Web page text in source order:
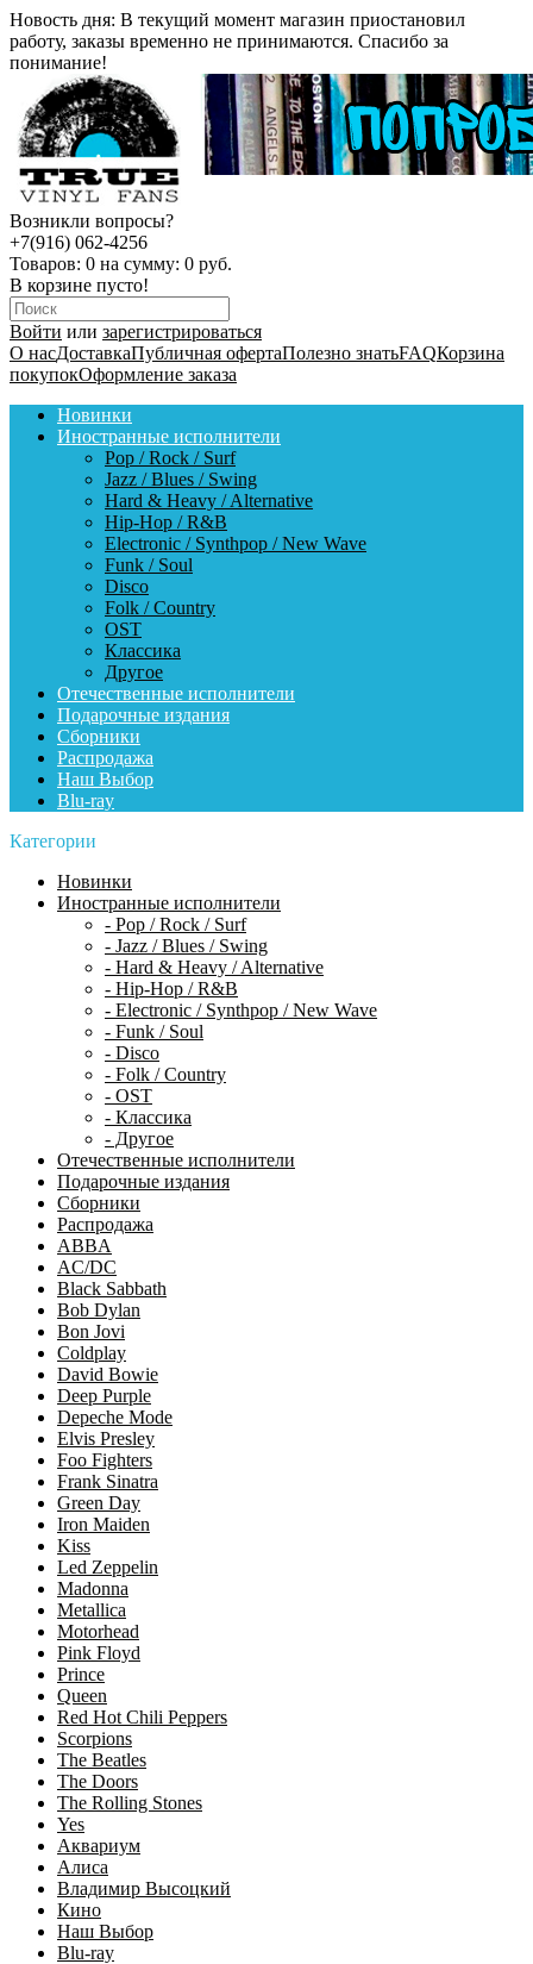
Новость дня: В текущий момент магазин приостановил
работу, заказы временно не принимаются. Спасибо за
понимание!
Возникли вопросы?
+7(916) 062-4256
Товаров: 0 на сумму: 0 руб.
В корзине пусто!
Войти или зарегистрироваться
О насДоставкаПубличная офертаПолезно знатьFAQКорзина
покупокОформление заказа
Новинки
Иностранные исполнители
Pop / Rock / Surf
Jazz / Blues / Swing
Hard & Heavy / Alternative
Hip-Hop / R&B
Electronic / Synthpop / New Wave
Funk / Soul
Disco
Folk / Country
OST
Классика
Другое
Отечественные исполнители
Подарочные издания
Сборники
Распродажа
Наш Выбор
Blu-ray
Категории
Новинки
Иностранные исполнители
- Pop / Rock / Surf
- Jazz / Blues / Swing
- Hard & Heavy / Alternative
- Hip-Hop / R&B
- Electronic / Synthpop / New Wave
- Funk / Soul
- Disco
- Folk / Country
- OST
- Классика
- Другое
Отечественные исполнители
Подарочные издания
Сборники
Распродажа
ABBA
AC/DC
Black Sabbath
Bob Dylan
Bon Jovi
Coldplay
David Bowie
Deep Purple
Depeche Mode
Elvis Presley
Foo Fighters
Frank Sinatra
Green Day
Iron Maiden
Kiss
Led Zeppelin
Madonna
Metallica
Motorhead
Pink Floyd
Prince
Queen
Red Hot Chili Peppers
Scorpions
The Beatles
The Doors
The Rolling Stones
Yes
Аквариум
Алиса
Владимир Высоцкий
Кино
Наш Выбор
Blu-ray